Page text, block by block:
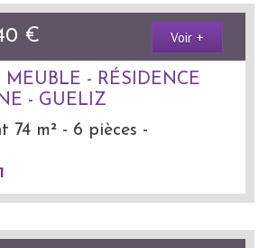
€ Voir +
- RÉSIDENCE
- GUELIZ
74 m² - 6 pièces -